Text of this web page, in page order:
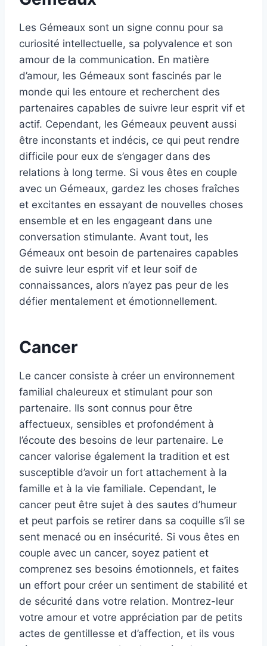
Les Gémeaux sont un signe connu pour sa
curiosité intellectuelle, sa polyvalence et son
amour de la communication. En matière
d’amour, les Gémeaux sont fascinés par le
monde qui les entoure et recherchent des
partenaires capables de suivre leur esprit vif et
actif. Cependant, les Gémeaux peuvent aussi
être inconstants et indécis, ce qui peut rendre
difficile pour eux de s’engager dans des
relations à long terme. Si vous êtes en couple
avec un Gémeaux, gardez les choses fraîches
et excitantes en essayant de nouvelles choses
ensemble et en les engageant dans une
conversation stimulante. Avant tout, les
Gémeaux ont besoin de partenaires capables
de suivre leur esprit vif et leur soif de
connaissances, alors n’ayez pas peur de les
défier mentalement et émotionnellement.
Cancer
Le cancer consiste à créer un environnement
familial chaleureux et stimulant pour son
partenaire. Ils sont connus pour être
affectueux, sensibles et profondément à
l’écoute des besoins de leur partenaire. Le
cancer valorise également la tradition et est
susceptible d’avoir un fort attachement à la
famille et à la vie familiale. Cependant, le
cancer peut être sujet à des sautes d’humeur
et peut parfois se retirer dans sa coquille s’il se
sent menacé ou en insécurité. Si vous êtes en
couple avec un cancer, soyez patient et
comprenez ses besoins émotionnels, et faites
un effort pour créer un sentiment de stabilité et
de sécurité dans votre relation. Montrez-leur
votre amour et votre appréciation par de petits
actes de gentillesse et d’affection, et ils vous